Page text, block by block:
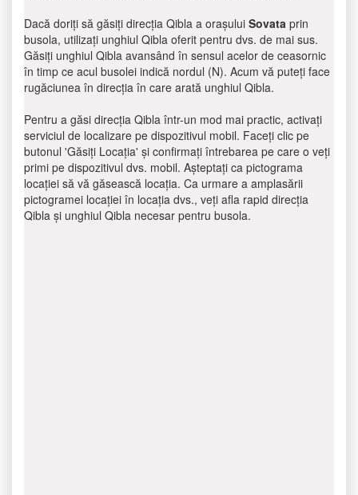
Dacă doriți să găsiți direcția Qibla a orașului Sovata prin
busola, utilizați unghiul Qibla oferit pentru dvs. de mai sus.
Găsiți unghiul Qibla avansând în sensul acelor de ceasornic
în timp ce acul busolei indică nordul (N). Acum vă puteți face
rugăciunea în direcția în care arată unghiul Qibla.
Pentru a găsi direcția Qibla într-un mod mai practic, activați
serviciul de localizare pe dispozitivul mobil. Faceți clic pe
butonul 'Găsiți Locația' și confirmați întrebarea pe care o veți
primi pe dispozitivul dvs. mobil. Așteptați ca pictograma
locației să vă găsească locația. Ca urmare a amplasării
pictogramei locației în locația dvs., veți afla rapid direcția
Qibla și unghiul Qibla necesar pentru busola.